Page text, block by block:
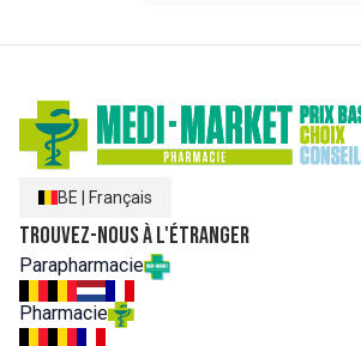
BE Français
Trouvez-nous à l'étranger
Parapharmacie
Pharmacie